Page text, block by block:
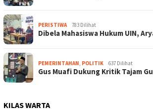
PERISTIWA 783 Dilihat
Dibela Mahasiswa Hukum UIN,
PEMERINTAHAN POLITIK 637 Dilihat
Gus Muafi Dukung Kritik Tajam
KILAS WARTA